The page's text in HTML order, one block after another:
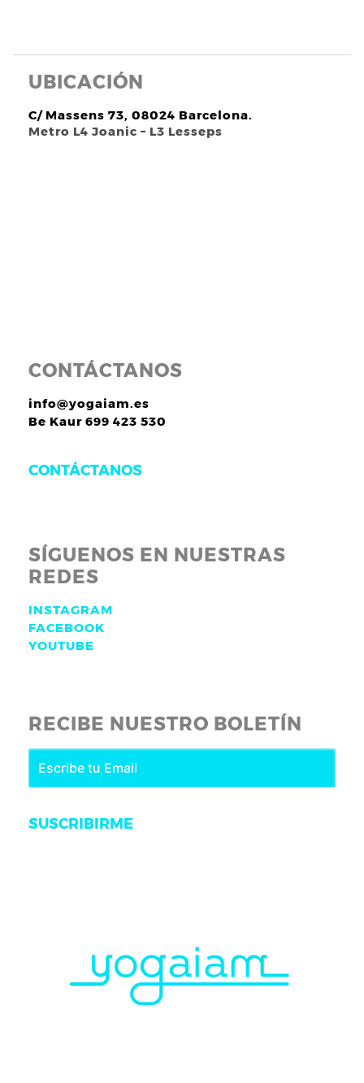
UBICACIÓN
C/ Massens 73, 08024 Barcelona.
Metro L4 Joanic – L3 Lesseps
CONTÁCTANOS
info@yogaiam.es
Be Kaur 699 423 530
CONTÁCTANOS
SÍGUENOS EN NUESTRAS
REDES
INSTAGRAM
FACEBOOK
YOUTUBE
RECIBE NUESTRO BOLETÍN
SUSCRIBIRME